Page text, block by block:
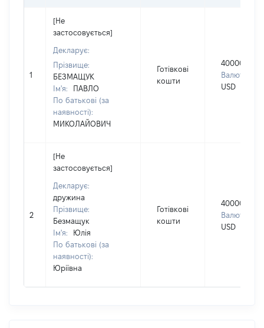
1
[Не
застосовується]
Декларує:
Прізвище:
БЕЗМАЩУК
Ім'я:
ПАВЛО
По батькові (за
наявності):
МИКОЛАЙОВИЧ
Готівкові
кошти
40000
Валюта:
USD
2
[Не
застосовується]
Декларує:
дружина
Прізвище:
Безмащук
Ім'я:
Юлія
По батькові (за
наявності):
Юріївна
Готівкові
кошти
40000
Валюта:
USD